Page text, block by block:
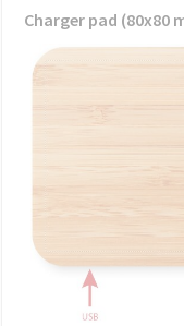
Charger pad (80x80